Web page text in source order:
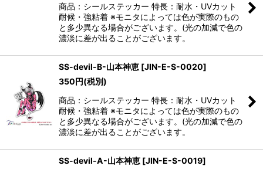
商品：シールステッカー 特長：耐水・UVカット
耐候・強粘着 ※モニタによっては色が実際のもの
と多少異なる場合がございます。(光の加減で色の
濃淡に差が出ることがございます。
SS-devil-B-山本神恵 [JIN-E-S-0020]
350円(税別)
商品：シールステッカー 特長：耐水・UVカット
耐候・強粘着 ※モニタによっては色が実際のもの
と多少異なる場合がございます。(光の加減で色の
濃淡に差が出ることがございます。
SS-devil-A-山本神恵 [JIN-E-S-0019]